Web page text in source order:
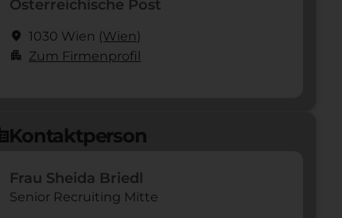
Österreichische Post
location_on 1030 Wien (Wien)
apartment Zum Firmenprofil
domainKontaktperson
Frau Sheida Briedl
Senior Recruiting Mitte